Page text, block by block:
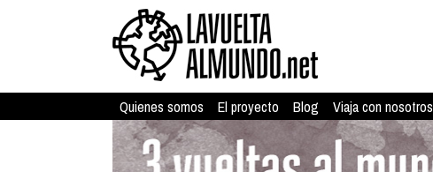
Quienes somos El proyecto Blog Viaja con nosotros